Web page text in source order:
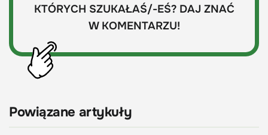
KTÓRYCH SZUKAŁAŚ/-EŚ? DAJ ZNAĆ
W KOMENTARZU!
Powiązane artykuły